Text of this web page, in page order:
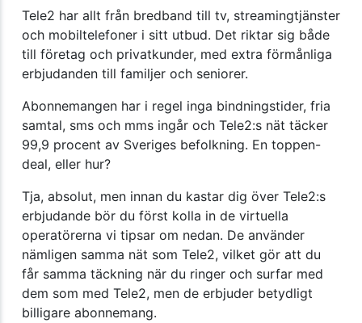
Tele2 har allt från bredband till tv, streamingtjänster
och mobiltelefoner i sitt utbud. Det riktar sig både
till företag och privatkunder, med extra förmånliga
erbjudanden till familjer och seniorer.
Abonnemangen har i regel inga bindningstider, fria
samtal, sms och mms ingår och Tele2:s nät täcker
99,9 procent av Sveriges befolkning. En toppen-
deal, eller hur?
Tja, absolut, men innan du kastar dig över Tele2:s
erbjudande bör du först kolla in de virtuella
operatörerna vi tipsar om nedan. De använder
nämligen samma nät som Tele2, vilket gör att du
får samma täckning när du ringer och surfar med
dem som med Tele2, men de erbjuder betydligt
billigare abonnemang.